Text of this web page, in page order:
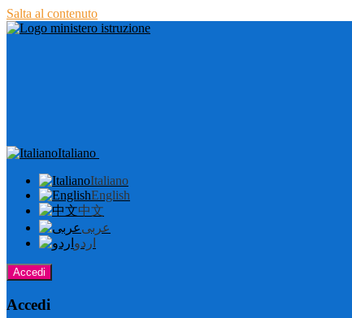
Salta al contenuto
Italiano
Italiano
English
中文
عربى
اردو
Accedi
Accedi